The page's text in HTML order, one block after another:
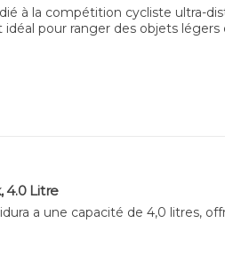
à la compétition cycliste ultra-
pour ranger des objets
4.0 Litre
a une capacité de 4,0 litres,